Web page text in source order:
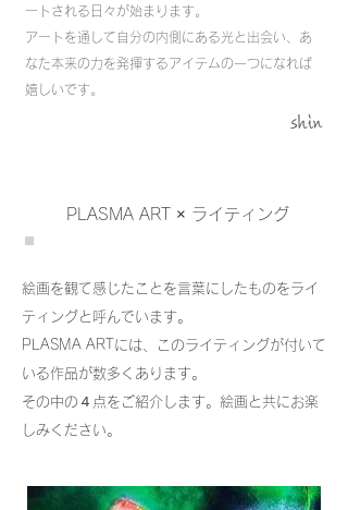
ートされる日々が始まります。
アートを通して自分の内側にある光と出会い、あ
なた本来の力を発揮するアイテムの一つになれば
嬉しいです。
shin
PLASMA ART × ライティング
​絵画を観て感じたことを言葉にしたものをライ
ティングと呼んでいます。
PLASMA ARTには、このライティングが付いて
いる作品が数多くあります。
その中の４点をご紹介します。絵画と共にお楽
しみください。